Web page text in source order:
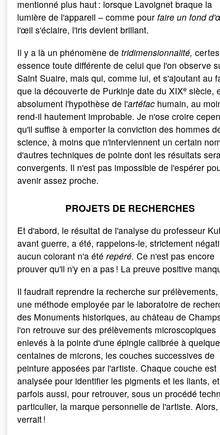
mentionné plus haut : lorsque Lavoignet braque la
lumière de l'appareil – comme pour faire un fond
l'œil s'éclaire, l'iris devient brillant.
Il y a là un phénomène de tridimensionnalité,
essence toute différente de celui que l'on observe
Saint Suaire, mais qui, comme lui, et s'ajoutant au
que la découverte de Purkinje date du XIXe siècle,
absolument l'hypothèse de l'artéfac humain, au
rend-il hautement improbable. Je n'ose croire
qu'il suffise à emporter la conviction des hommes
science, à moins que n'interviennent un certain
d'autres techniques de pointe dont les résultats
convergents. Il n'est pas impossible de l'espérer
avenir assez proche.
PROJETS DE RECHERCHES
Et d'abord, le résultat de l'analyse du professeur
avant guerre, a été, rappelons-le, strictement
aucun colorant n'a été repéré. Ce n'est pas encore
prouver qu'il n'y en a pas ! La preuve positive
Il faudrait reprendre la recherche sur
une méthode employée par le laboratoire de
des Monuments historiques, au château de
l'on retrouve sur des prélèvements microscopiques
enlevés à la pointe d'une épingle calibrée à
centaines de microns, les couches successives de
peinture apposées par l'artiste. Chaque couche est
analysée pour identifier les pigments et les liants, et
parfois aussi, pour retrouver, sous un procédé
particulier, la marque personnelle de l'artiste.
verrait !